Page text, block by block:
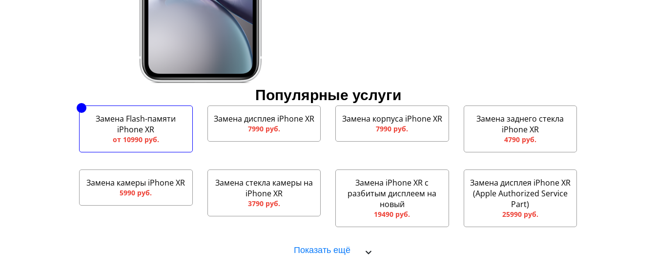
Популярные услуги
Замена Flash-памяти
iPhone XR
от 10990 руб.
Замена дисплея iPhone XR
7990 руб.
Замена корпуса iPhone XR
7990 руб.
Замена заднего стекла
iPhone XR
4790 руб.
Замена камеры iPhone XR
5990 руб.
Замена стекла камеры на
iPhone XR
3790 руб.
Замена iPhone XR с
разбитым дисплеем на
новый
19490 руб.
Замена дисплея iPhone XR
(Apple Authorized Service
Part)
25990 руб.
Показать ещё